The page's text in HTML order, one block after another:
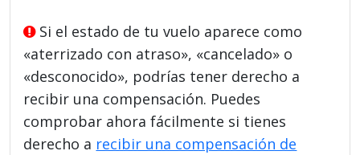
Si el estado de tu vuelo aparece como
«aterrizado con atraso», «cancelado» o
«desconocido», podrías tener derecho a
recibir una compensación. Puedes
comprobar ahora fácilmente si tienes
derecho a recibir una compensación de